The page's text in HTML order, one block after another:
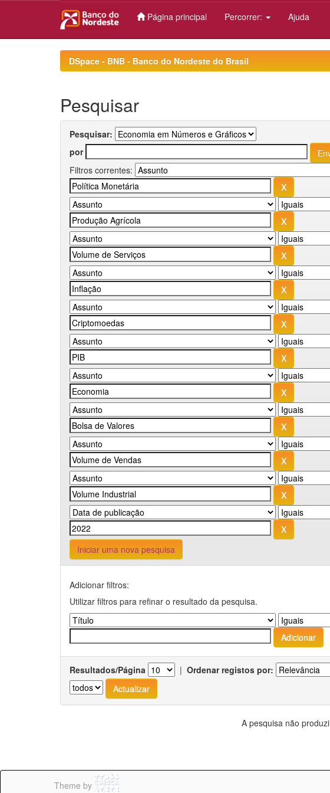
Página principal Percorrer: Ajuda
DSpace - BNB - Banco do Nordeste do Brasil
Pesquisar
Pesquisar:
por
Filtros correntes:
Iniciar uma nova pesquisa
Adicionar filtros:
Utilizar filtros para refinar o resultado da pesquisa.
Resultados/Página | Ordenar registos por:
A pesquisa não
Theme by